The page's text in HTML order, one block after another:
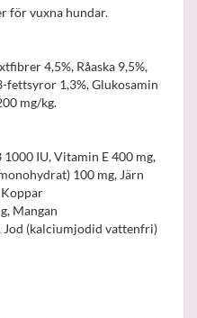
för vuxna hundar.
4,5%, Råaska 9,5%,
fettsyror 1,3%, Glukosamin
mg/kg.
IU, Vitamin E 400 mg,
100 mg, Järn
Mangan
Jod (kalciumjodid vattenfri)